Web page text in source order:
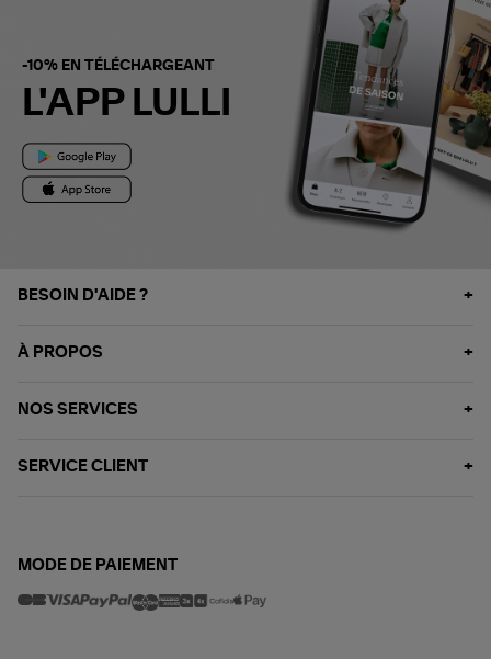
-10% EN TÉLÉCHARGEANT
L'APP LULLI
BESOIN D'AIDE ?
À PROPOS
NOS SERVICES
SERVICE CLIENT
MODE DE PAIEMENT